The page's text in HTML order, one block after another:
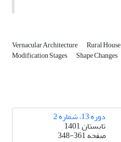
Vernacular Architecture Rural House
Modification Stages Shape Changes
دوره 13، شماره 2
تابستان 1401
صفحه348-361